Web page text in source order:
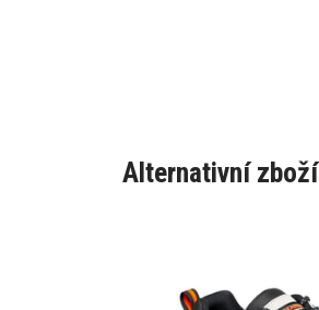
Alternativní zboží